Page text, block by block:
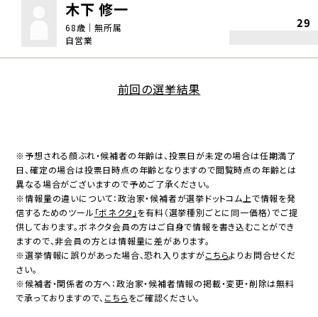
木下 修一
68歳｜無所属
自営業
29
前回の選挙結果
※予想される顔ぶれ・候補者の年齢は、投票日が未定の場合は任期満了
日、確定の場合は投票日時点の年齢となりますので閲覧時点の年齢とは
異なる場合がございますので予めご了承ください。
※情報量の違いについて：政治家・候補者が選挙ドットコム上で情報を発
信するためのツール 「ボネクタ」を有料（選挙種別ごとに同一価格）でご提
供しております。ボネクタ会員の方はご自身で情報を書き込むことができ
ますので、非会員の方とは情報量に差があります。
※選挙情報に誤りがあった場合、恐れ入りますがこちらよりお問合せくだ
さい。
※候補者・関係者の方へ：政治家・候補者情報の掲載・変更・削除は無料
で承っておりますので、 こちらをご確認ください。